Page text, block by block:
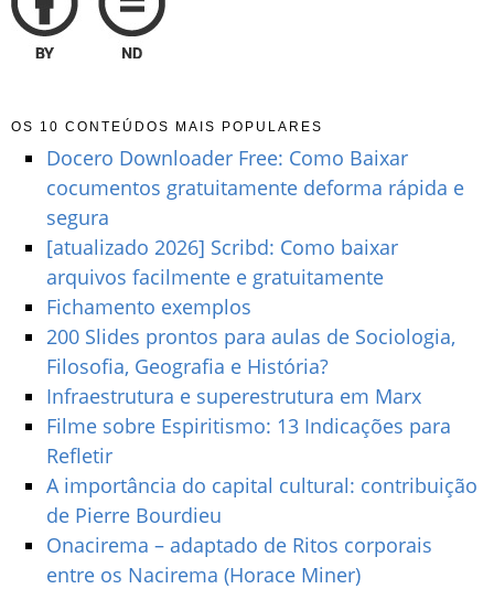
OS 10 CONTEÚDOS MAIS POPULARES
Docero Downloader Free: Como Baixar
cocumentos gratuitamente deforma rápida e
segura
[atualizado 2026] Scribd: Como baixar
arquivos facilmente e gratuitamente
Fichamento exemplos
200 Slides prontos para aulas de Sociologia,
Filosofia, Geografia e História?
Infraestrutura e superestrutura em Marx
Filme sobre Espiritismo: 13 Indicações para
Refletir
A importância do capital cultural: contribuição
de Pierre Bourdieu
Onacirema – adaptado de Ritos corporais
entre os Nacirema (Horace Miner)